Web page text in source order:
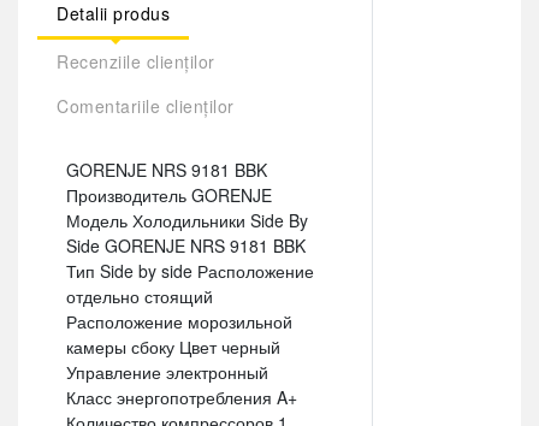
Detalii produs
Recenziile clienților
Comentariile clienților
GORENJE NRS 9181 BBK
Производитель GORENJE
Модель Холодильники Side By
Side GORENJE NRS 9181 BBK
Тип Side by side Расположение
отдельно стоящий
Расположение морозильной
камеры сбоку Цвет черный
Управление электронный
Класс энергопотребления A+